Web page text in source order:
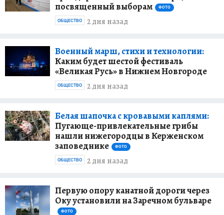
посвященный выборам
ФОТО
2 дня назад
ОБЩЕСТВО
Военный марш, стихи и технологии:
Каким будет шестой фестиваль
«Великая Русь» в Нижнем Новгороде
2 дня назад
ОБЩЕСТВО
Белая шапочка с кровавыми каплями:
Пугающе-привлекательные грибы
нашли нижегородцы в Керженском
заповеднике
ФОТО
2 дня назад
ОБЩЕСТВО
Первую опору канатной дороги через
Оку установили на Заречном бульваре
ФОТО